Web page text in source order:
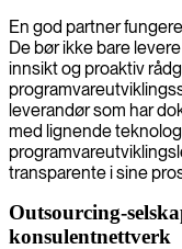
En god partner
De bør ikke bare
innsikt og proaktiv
leverandør som har
med lignende
transparente i sine
Outsourcing-
konsulentnettverk